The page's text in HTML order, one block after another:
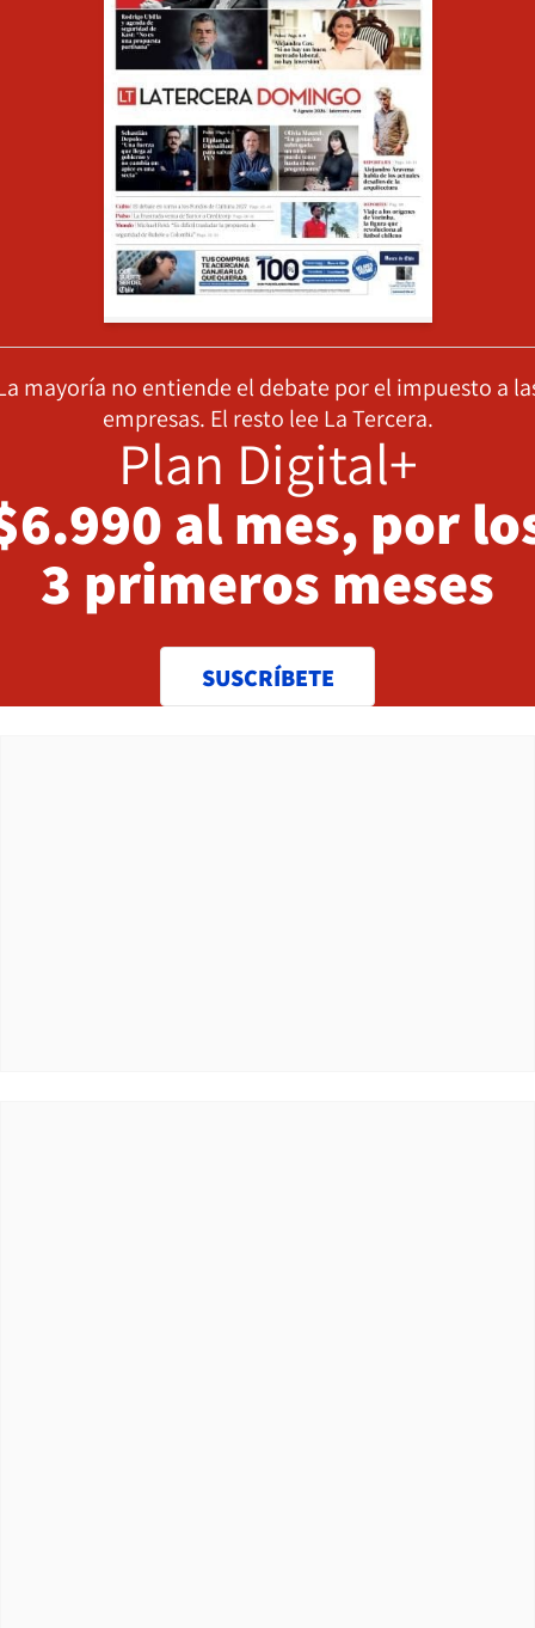
mayoría no entiende el debate por el impuesto a
empresas. El resto lee La Tercera.
Plan Digital+
al mes, por
3 primeros meses
SUSCRÍBETE